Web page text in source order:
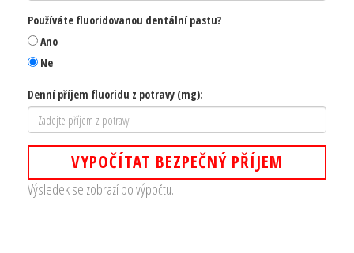
Používáte fluoridovanou dentální pastu?
Ano
Ne
Denní příjem fluoridu z potravy (mg):
VYPOČÍTAT BEZPEČNÝ PŘÍJEM
Výsledek se zobrazí po výpočtu.